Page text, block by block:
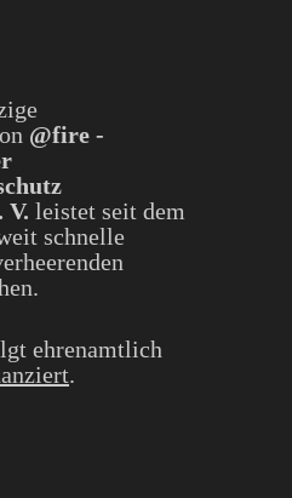
@fire -
V. leistet seit dem
schnelle
ehrenamtlich
.